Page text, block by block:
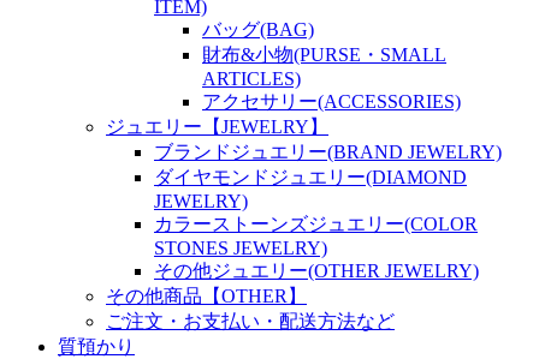
ITEM)
バッグ(BAG)
財布&小物(PURSE・SMALL
ARTICLES)
アクセサリー(ACCESSORIES)
ジュエリー【JEWELRY】
ブランドジュエリー(BRAND JEWELRY)
ダイヤモンドジュエリー(DIAMOND
JEWELRY)
カラーストーンズジュエリー(COLOR
STONES JEWELRY)
その他ジュエリー(OTHER JEWELRY)
その他商品【OTHER】
ご注文・お支払い・配送方法など
質預かり